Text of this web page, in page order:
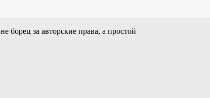
борец за авторские права, а простой